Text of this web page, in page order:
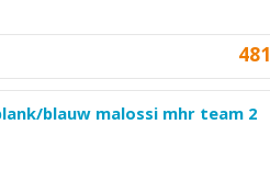
blauw malossi mhr team 2